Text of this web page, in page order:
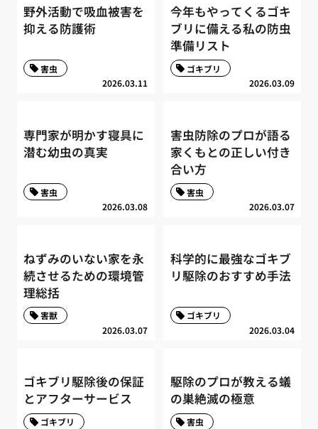
野外活動で吸血被害を
抑える防護術
2026.03.11
害虫
今年もやってくるゴキ
ブリに備える私の防虫
準備リスト
2026.03.09
ゴキブリ
専門家が明かす寝具に
潜む幼虫の真実
2026.03.08
害虫
害虫防除のプロが語る
家くもとの正しい付き
合い方
2026.03.07
害虫
ねずみのいない家を永
続させるための環境管
理総括
2026.03.07
害獣
科学的に最強なゴキブ
リ駆除のおすすめ手法
2026.03.04
ゴキブリ
ゴキブリ駆除後の保証
とアフターサービス
ゴキブリ
駆除のプロが教える蟻
の巣絶滅の極意
害虫